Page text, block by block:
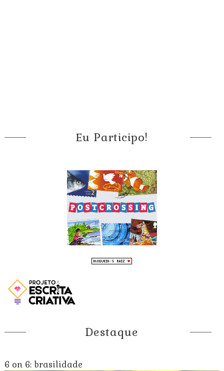
Eu Participo!
Destaque
6 on 6: brasilidade